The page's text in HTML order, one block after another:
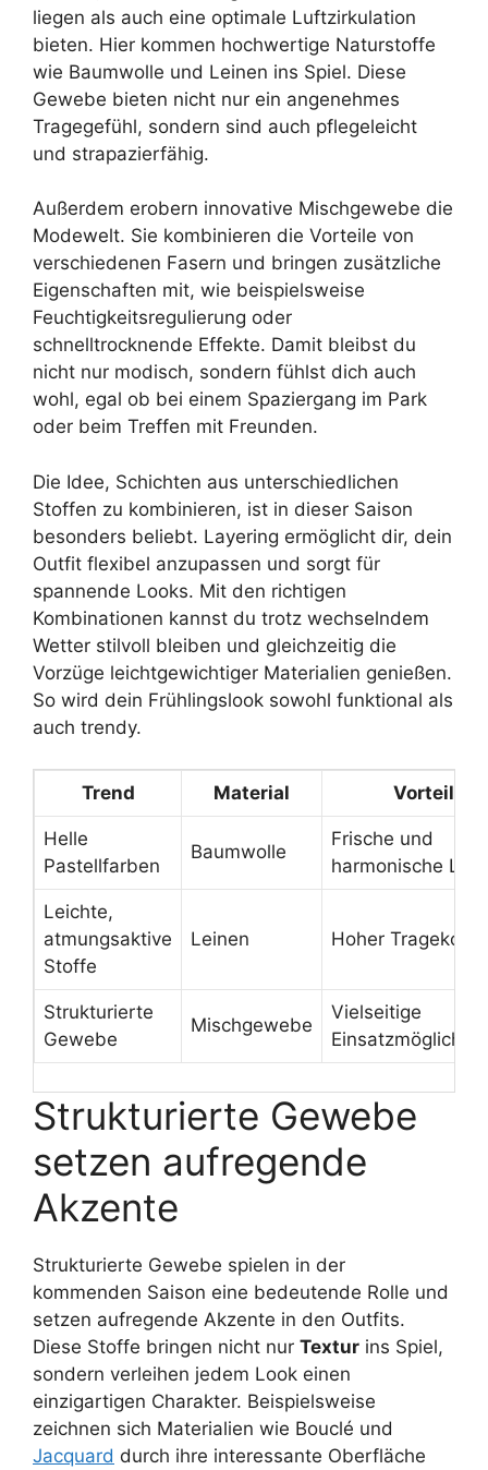
liegen als auch eine optimale Luftzirkulation
bieten. Hier kommen hochwertige Naturstoffe
wie Baumwolle und Leinen ins Spiel. Diese
Gewebe bieten nicht nur ein angenehmes
Tragegefühl, sondern sind auch pflegeleicht
und strapazierfähig.
Außerdem erobern innovative Mischgewebe die
Modewelt. Sie kombinieren die Vorteile von
verschiedenen Fasern und bringen zusätzliche
Eigenschaften mit, wie beispielsweise
Feuchtigkeitsregulierung oder
schnelltrocknende Effekte. Damit bleibst du
nicht nur modisch, sondern fühlst dich auch
wohl, egal ob bei einem Spaziergang im Park
oder beim Treffen mit Freunden.
Die Idee, Schichten aus unterschiedlichen
Stoffen zu kombinieren, ist in dieser Saison
besonders beliebt. Layering ermöglicht dir, dein
Outfit flexibel anzupassen und sorgt für
spannende Looks. Mit den richtigen
Kombinationen kannst du trotz wechselndem
Wetter stilvoll bleiben und gleichzeitig die
Vorzüge leichtgewichtiger Materialien genießen.
So wird dein Frühlingslook sowohl funktional als
auch trendy.
Trend Material Vorteil
Helle
Pastellfarben
Baumwolle
Frische und
harmonische
Leichte,
atmungsaktive
Stoffe
Leinen Hoher
Strukturierte
Gewebe
Mischgewebe
Vielseitige
Strukturierte Gewebe
setzen aufregende
Akzente
Strukturierte Gewebe spielen in der
kommenden Saison eine bedeutende Rolle und
setzen aufregende Akzente in den Outfits.
Diese Stoffe bringen nicht nur Textur ins Spiel,
sondern verleihen jedem Look einen
einzigartigen Charakter. Beispielsweise
zeichnen sich Materialien wie Bouclé und
Jacquard durch ihre interessante Oberfläche